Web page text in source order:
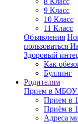
9 Класс
10 Класс
11 Класс
Объявления
пользоваться
Здоровый
Как
Буллинг
Родителям
Прием в
Прием в
Приём в
Адреса